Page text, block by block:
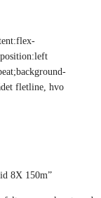
fletline, hvo
8X 150m”